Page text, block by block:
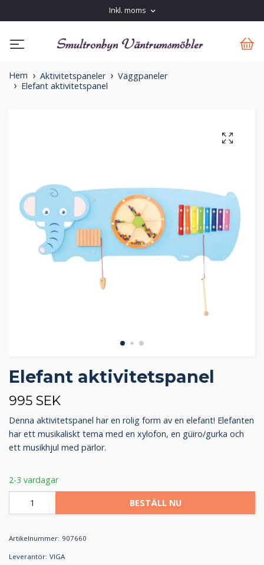
Inkl. moms
Hem Aktivitetspaneler
Väggpaneler
Elefant aktivitetspanel
Elefant aktivitetspanel
995 SEK
Denna aktivitetspanel har en rolig form av en elefant! Elefanten
har ett musikaliskt tema med en xylofon, en güiro/gurka och
ett musikhjul med pärlor.
2-3 vardagar
BESTÄLL NU
Artikelnummer: 907660
Leverantör: VIGA